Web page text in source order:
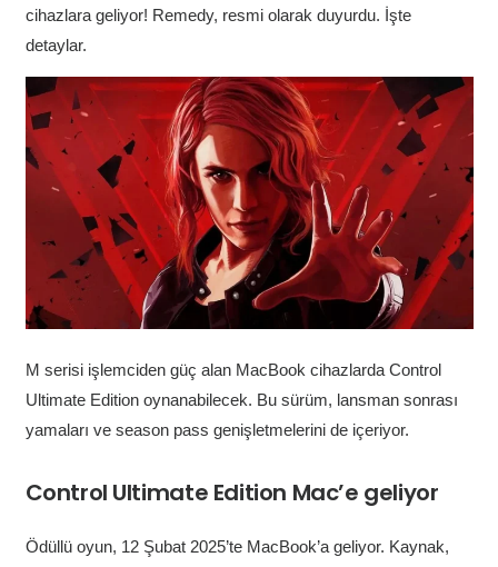
cihazlara geliyor! Remedy, resmi olarak duyurdu. İşte
detaylar.
M serisi işlemciden güç alan MacBook cihazlarda Control
Ultimate Edition oynanabilecek. Bu sürüm, lansman sonrası
yamaları ve season pass genişletmelerini de içeriyor.
Control Ultimate Edition Mac’e geliyor
Ödüllü oyun, 12 Şubat 2025’te MacBook’a geliyor. Kaynak,